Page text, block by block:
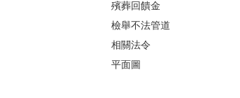
殯葬回饋金
檢舉不法管道
相關法令
平面圖